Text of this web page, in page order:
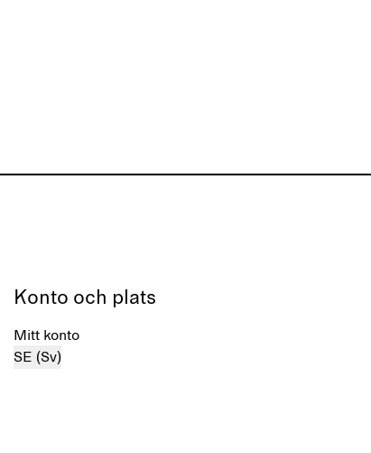
Konto och plats
Mitt konto
SE (Sv)